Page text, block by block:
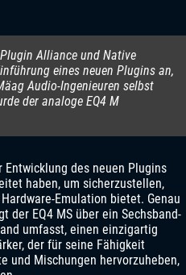
Alliance und Native
eines neuen Plugins an,
Audio-Ingenieuren selbst
der analoge EQ4 M
Entwicklung des neuen Plugins
haben, um sicherzustellen,
Emulation bietet. Genau
der EQ4 MS über ein Sechsband-
umfasst, einen einzigartig
der für seine Fähigkeit
und Mischungen hervorzuheben,